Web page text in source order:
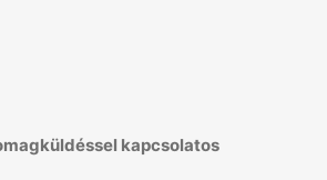
kapcsolatos